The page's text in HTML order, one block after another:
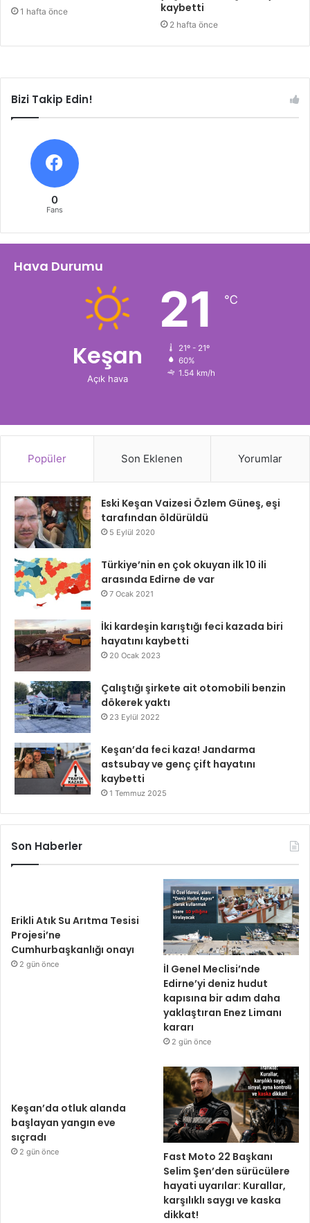
1 hafta önce
kaybetti
2 hafta önce
Bizi Takip Edin!
0
Fans
Hava Durumu
Keşan
Açık hava
21 ℃
21º - 21º
60%
1.54 km/h
Popüler Son Eklenen Yorumlar
Eski Keşan Vaizesi Özlem Güneş, eşi
tarafından öldürüldü
5 Eylül 2020
Türkiye’nin en çok okuyan ilk 10 ili
arasında Edirne de var
7 Ocak 2021
İki kardeşin karıştığı feci kazada biri
hayatını kaybetti
20 Ocak 2023
Çalıştığı şirkete ait otomobili benzin
dökerek yaktı
23 Eylül 2022
Keşan’da feci kaza! Jandarma
astsubay ve genç çift hayatını
kaybetti
1 Temmuz 2025
Son Haberler
Erikli Atık Su Arıtma Tesisi
Projesi’ne
Cumhurbaşkanlığı onayı
2 gün önce
İl Genel Meclisi’nde
Edirne’yi deniz hudut
kapısına bir adım daha
yaklaştıran Enez Limanı
kararı
2 gün önce
Keşan’da otluk alanda
başlayan yangın eve
sıçradı
2 gün önce
Fast Moto 22 Başkanı
Selim Şen’den sürücülere
hayati uyarılar: Kurallar,
karşılıklı saygı ve kaska
dikkat!